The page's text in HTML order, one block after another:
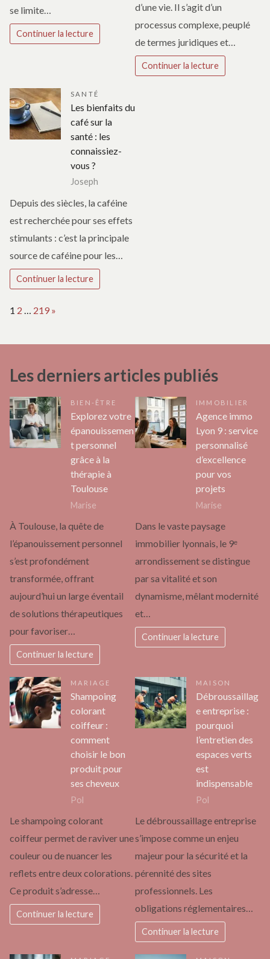
se limite…
Continuer la lecture
d’une vie. Il s’agit d’un
processus complexe, peuplé
de termes juridiques et…
Continuer la lecture
SANTÉ
Les bienfaits du
café sur la
santé : les
connaissiez-
vous ?
Joseph
Depuis des siècles, la caféine
est recherchée pour ses effets
stimulants : c’est la principale
source de caféine pour les…
Continuer la lecture
Page:
1 2 219 Next
»
Les derniers articles publiés
BIEN-ÊTRE
Explorez votre
épanouissemen
t personnel
grâce à la
thérapie à
Toulouse
Marise
À Toulouse, la quête de
l’épanouissement personnel
s’est profondément
transformée, offrant
aujourd’hui un large éventail
de solutions thérapeutiques
pour favoriser…
Continuer la lecture
IMMOBILIER
Agence immo
Lyon 9 : service
personnalisé
d’excellence
pour vos
projets
Marise
Dans le vaste paysage
immobilier lyonnais, le 9ᵉ
arrondissement se distingue
par sa vitalité et son
dynamisme, mêlant modernité
et…
Continuer la lecture
MARIAGE
Shampoing
colorant
coiffeur :
comment
choisir le bon
produit pour
ses cheveux
Pol
Le shampoing colorant
coiffeur permet de raviver une
couleur ou de nuancer les
reflets entre deux colorations.
Ce produit s’adresse…
Continuer la lecture
MAISON
Débroussaillag
e entreprise :
pourquoi
l’entretien des
espaces verts
est
indispensable
Pol
Le débroussaillage entreprise
s’impose comme un enjeu
majeur pour la sécurité et la
pérennité des sites
professionnels. Les
obligations réglementaires…
Continuer la lecture